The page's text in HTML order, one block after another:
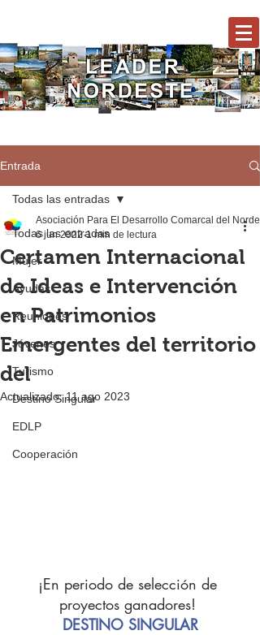
Entrada
Todas las entradas
Mujer
Ayudas
Reuniones
Jóvenes
Turismo
Destino Singular
EDLP
Cooperación
Todas las entradas
Certamen Internacional
de Ideas e Intervención
en Patrimonios
Emergentes del territorio
del
Asociación Para El Desarrollo Comarcal del
6 jun 2022 1 min de lectura
Actualizado:11 ago 2023
¡En periodo de selección de
proyectos ganadores!
DESTINO SINGULAR